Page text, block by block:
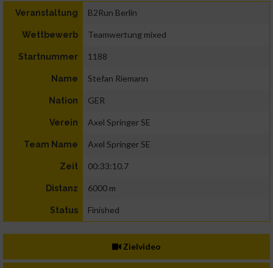
Veranstaltung B2Run Berlin
Wettbewerb Teamwertung mixed
Startnummer 1188
Name Stefan Riemann
Nation GER
Verein Axel Springer SE
Team Name Axel Springer SE
Zeit 00:33:10.7
Distanz 6000 m
Status Finished
Zielvideo